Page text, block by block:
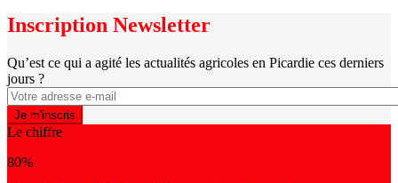
Inscription Newsletter
Qu’est ce qui a agité les actualités agricoles en Picardie ces derniers
jours ?
Le chiffre
80%